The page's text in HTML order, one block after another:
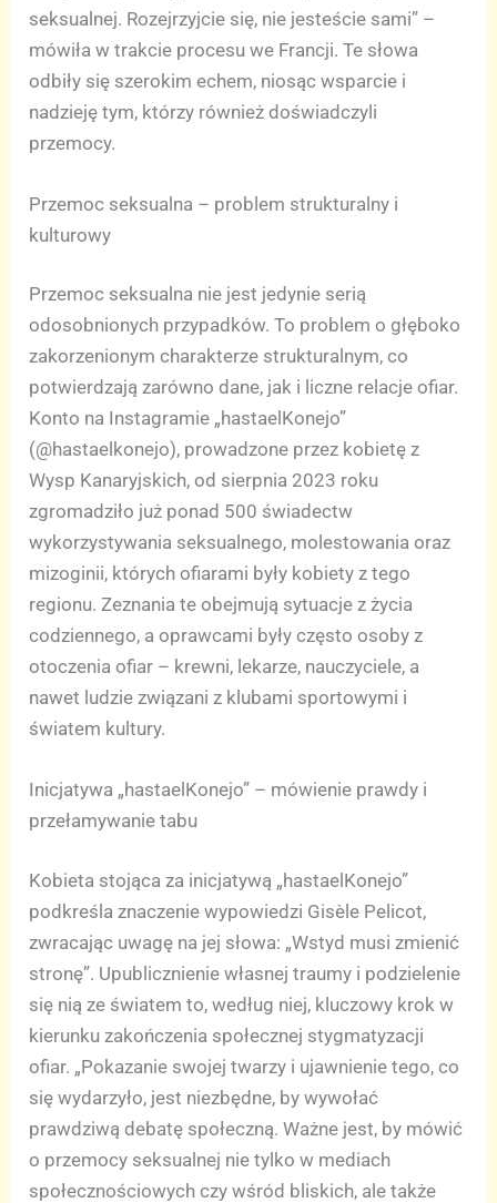
seksualnej. Rozejrzyjcie się, nie jesteście sami” –
mówiła w trakcie procesu we Francji. Te słowa
odbiły się szerokim echem, niosąc wsparcie i
nadzieję tym, którzy również doświadczyli
przemocy.
Przemoc seksualna – problem strukturalny i
kulturowy
Przemoc seksualna nie jest jedynie serią
odosobnionych przypadków. To problem o głęboko
zakorzenionym charakterze strukturalnym, co
potwierdzają zarówno dane, jak i liczne relacje ofiar.
Konto na Instagramie „hastaelKonejo”
(@hastaelkonejo), prowadzone przez kobietę z
Wysp Kanaryjskich, od sierpnia 2023 roku
zgromadziło już ponad 500 świadectw
wykorzystywania seksualnego, molestowania oraz
mizoginii, których ofiarami były kobiety z tego
regionu. Zeznania te obejmują sytuacje z życia
codziennego, a oprawcami były często osoby z
otoczenia ofiar – krewni, lekarze, nauczyciele, a
nawet ludzie związani z klubami sportowymi i
światem kultury.
Inicjatywa „hastaelKonejo” – mówienie prawdy i
przełamywanie tabu
Kobieta stojąca za inicjatywą „hastaelKonejo”
podkreśla znaczenie wypowiedzi Gisèle Pelicot,
zwracając uwagę na jej słowa: „Wstyd musi zmienić
stronę”. Upublicznienie własnej traumy i podzielenie
się nią ze światem to, według niej, kluczowy krok w
kierunku zakończenia społecznej stygmatyzacji
ofiar. „Pokazanie swojej twarzy i ujawnienie tego, co
się wydarzyło, jest niezbędne, by wywołać
prawdziwą debatę społeczną. Ważne jest, by mówić
o przemocy seksualnej nie tylko w mediach
społecznościowych czy wśród bliskich, ale także